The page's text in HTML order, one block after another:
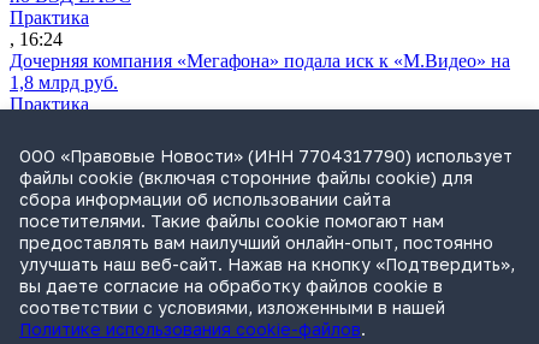
Практика
, 16:24
Дочерняя компания «Мегафона» подала иск к «М.Видео» на
1,8 млрд руб.
Практика
СИП проверит отмену патента на систему управления
устройствами после возражений «Яндекса»
Практика
, 15:17
Суды 10 стран рассматривают иски российской «дочки»
Google о возврате дивидендов
Международная практика
, 14:09
ООО «Правовые Новости» (ИНН 7704317790) использует
файлы cookie (включая сторонние файлы cookie) для
сбора информации об использовании сайта
посетителями. Такие файлы cookie помогают нам
предоставлять вам наилучший онлайн-опыт, постоянно
улучшать наш веб-сайт. Нажав на кнопку «Подтвердить»,
вы даете согласие на обработку файлов cookie в
соответствии с условиями, изложенными в нашей
Политике использования cookie-файлов.